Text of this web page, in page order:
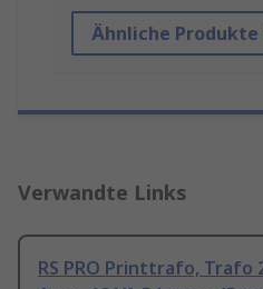
Ähnliche Produkte
Verwandte Links
RS PRO Printtrafo, Trafo